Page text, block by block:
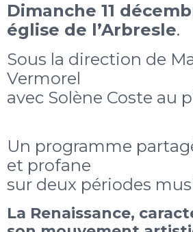
Dimanche 11
église de l’Arbresle.
Sous la direction de
Vermorel
avec Solène Coste au
Un programme
et profane
sur deux périodes
La Renaissance,